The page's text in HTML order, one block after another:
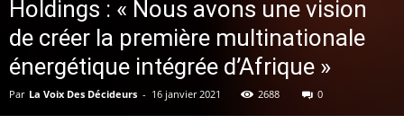
Holdings : « Nous avons une vision
de créer la première multinationale
énergétique intégrée d’Afrique »
Par La Voix Des Décideurs - 16 janvier 2021 2688 0